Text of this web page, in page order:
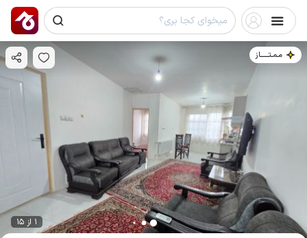
مـمـتــــــاز
1 از 15